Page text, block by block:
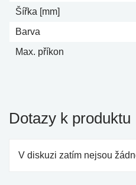
Šířka [mm]
Barva
Max. příkon
Dotazy k produktu
V diskuzi zatím nejsou